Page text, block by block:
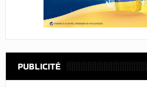
PUBLICITÉ